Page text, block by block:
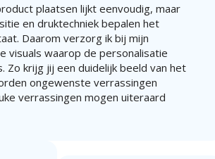
plaatsen lijkt eenvoudig, maar
en druktechniek bepalen het
Daarom verzorg ik bij mijn
visuals waarop de personalisatie
Zo krijg jij een duidelijk beeld van het
ongewenste verrassingen
verrassingen mogen uiteraard